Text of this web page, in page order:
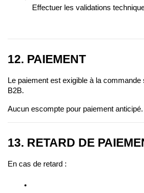
Effectuer les validations
12. PAIEMENT
Le paiement est exigible à la
B2B.
Aucun escompte pour paiement anticipé.
13. RETARD DE
En cas de retard :